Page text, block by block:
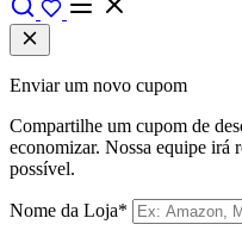
Enviar um novo cupom
Compartilhe um cupom de
economizar. Nossa equipe irá
possível.
Nome da Loja*